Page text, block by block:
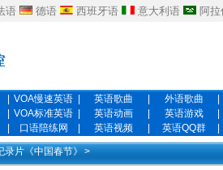
语 德语 西班牙语 意大利语 阿
VOA慢速英语 英语歌曲 外语歌曲
VOA标准英语 英语动画 英语游戏
口语陪练网 英语视频 英语QQ群
录片《中国春节》 >